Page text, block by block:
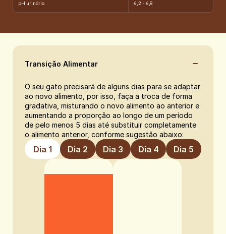
pH urinário 6,2 - 6,8
Transição Alimentar
O seu gato precisará de alguns dias para se adaptar
ao novo alimento, por isso, faça a troca de forma
gradativa, misturando o novo alimento ao anterior e
aumentando a proporção ao longo de um período
de pelo menos 5 dias até substituir completamente
o alimento anterior, conforme sugestão abaixo:
Dia 1 Dia 2 Dia 3 Dia 4 Dia 5